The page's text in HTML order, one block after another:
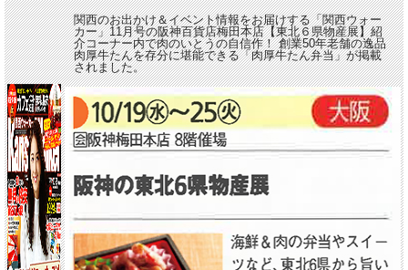
関西のお出かけ＆イベント情報をお届けする「関西ウォー
カー」11月号の阪神百貨店梅田本店【東北６県物産展】紹
介コーナー内で肉のいとうの自信作！ 創業50年老舗の逸品
肉厚牛たんを存分に堪能できる「肉厚牛たん弁当」が掲載
されました。